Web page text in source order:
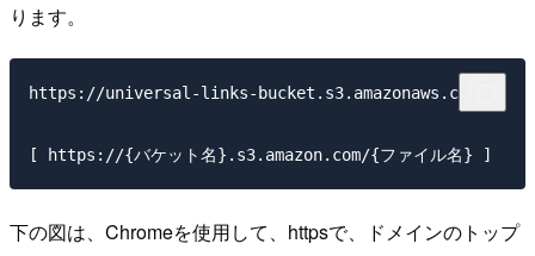
ります。
https://universal-links-bucket.s3.amazonaws.com/
下の図は、Chromeを使用して、httpsで、ドメインのトップ